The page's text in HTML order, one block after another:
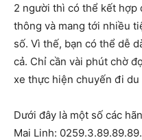
2 người thì có thể kết
thông và mang tới nhiều
số. Vì thế, bạn có thể dễ
cả. Chỉ cần vài phút chờ
xe thực hiện chuyến đi
Dưới đây là một số các
Mai Linh: